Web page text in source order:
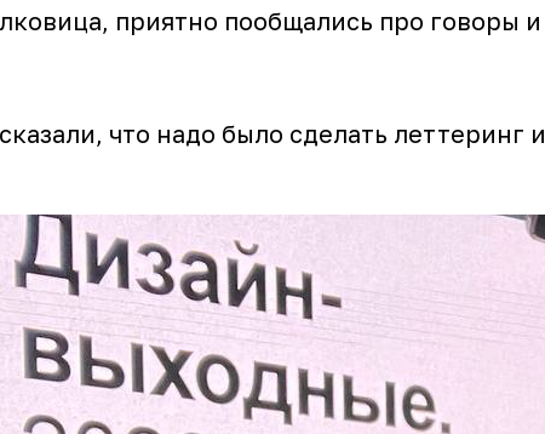
приятно пообщались про говоры и
что надо было сделать леттеринг и